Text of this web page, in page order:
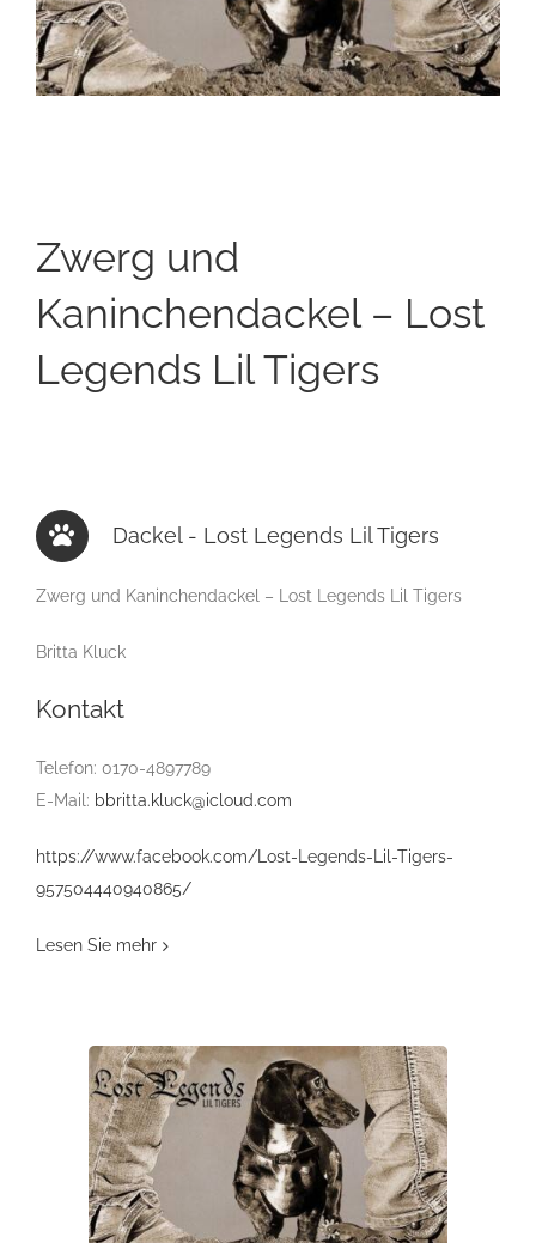
Zwerg und
Kaninchendackel – Lost
Legends Lil Tigers
Dackel - Lost Legends Lil Tigers
Zwerg und Kaninchendackel – Lost Legends Lil Tigers
Britta Kluck
Kontakt
Telefon: 0170-4897789
E-Mail: bbritta.kluck@icloud.com
https://www.facebook.com/Lost-Legends-Lil-Tigers-
957504440940865/
Lesen Sie mehr